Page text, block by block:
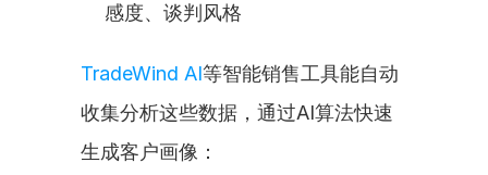
感度、谈判风格
TradeWind AI等智能销售工具能自动
收集分析这些数据，通过AI算法快速
生成客户画像：